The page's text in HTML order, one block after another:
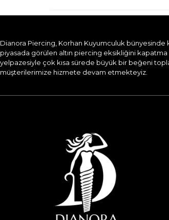
Dianora Piercing, Korhan Kuyumculuk bünyesinde
piyasada görülen altın piercing eksikliğini
yelpazesiyle çok kısa sürede büyük bir beğeni
müşterilerimize hizmete devam etmekteyiz.​